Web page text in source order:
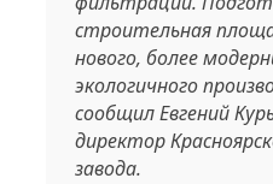
строительная
нового, более
экологичного
сообщил Евгений
директор
завода.